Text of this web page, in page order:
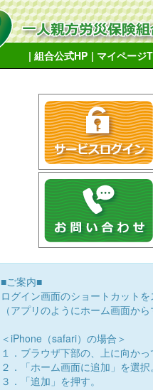
| 組合公式HP | マイペー
■ご案内■
ログイン画面のショートカット
（アプリのようにホーム画面か
＜iPhone（safari）の場合＞
１．ブラウザ下部の、上に向か
２．「ホーム画面に追加」を選択。
３．「追加」を押す。